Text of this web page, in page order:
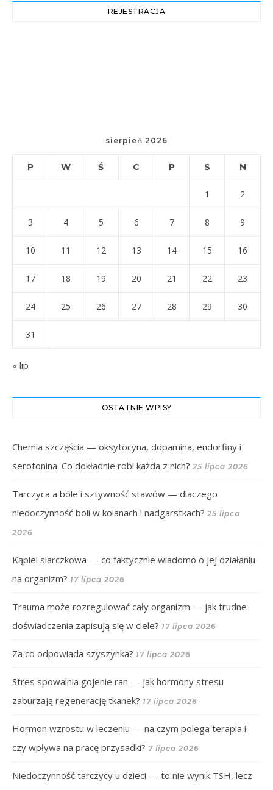
REJESTRACJA
sierpień 2026
P W Ś C P S N
1 2
3 4 5 6 7 8 9
10 11 12 13 14 15 16
17 18 19 20 21 22 23
24 25 26 27 28 29 30
31
« lip
OSTATNIE WPISY
Chemia szczęścia — oksytocyna, dopamina, endorfiny i
serotonina. Co dokładnie robi każda z nich? 25 lipca 2026
Tarczyca a bóle i sztywność stawów — dlaczego
niedoczynność boli w kolanach i nadgarstkach? 25 lipca
2026
Kąpiel siarczkowa — co faktycznie wiadomo o jej działaniu
na organizm? 17 lipca 2026
Trauma może rozregulować cały organizm — jak trudne
doświadczenia zapisują się w ciele? 17 lipca 2026
Za co odpowiada szyszynka? 17 lipca 2026
Stres spowalnia gojenie ran — jak hormony stresu
zaburzają regenerację tkanek? 17 lipca 2026
Hormon wzrostu w leczeniu — na czym polega terapia i
czy wpływa na pracę przysadki? 7 lipca 2026
Niedoczynność tarczycy u dzieci — to nie wynik TSH, lecz